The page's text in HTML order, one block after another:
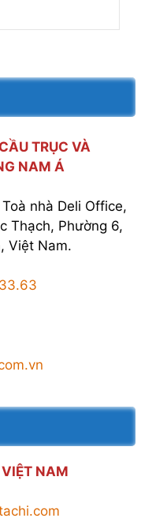
TRỤC VÀ
NAM Á
Toà nhà Deli Office,
Thạch, Phường 6,
Việt Nam.
NAM